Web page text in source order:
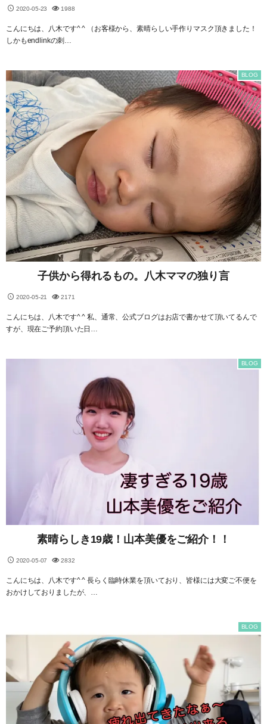
2020-05-23 1988
こんにちは、八木です^ ^ （お客様から、素晴らしい手作りマスク頂きました！
しかもendlinkの刺…
子供から得れるもの。八木ママの独り言
2020-05-21
BLOG
2171
こんにちは、八木です^ ^ 私、通常、公式ブログはお店で書かせて頂いてるんで
すが、現在ご予約頂いた日…
素晴らしき19歳！山本美優をご紹介！！
2020-05-07
BLOG
2832
こんにちは、八木です^ ^ 長らく臨時休業を頂いており、皆様には大変ご不便を
おかけしておりましたが、…
BLOG